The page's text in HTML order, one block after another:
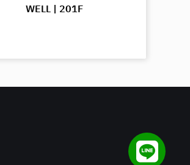
WELL | 201F